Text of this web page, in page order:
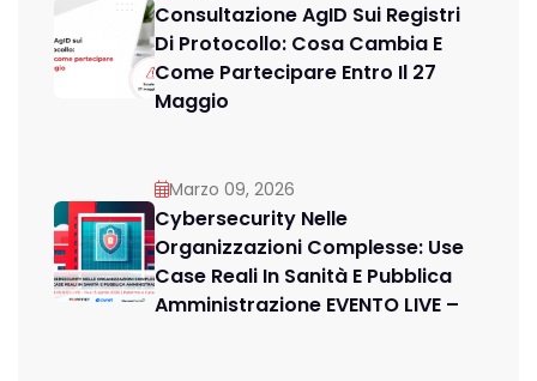
Consultazione AgID Sui Registri
Di Protocollo: Cosa Cambia E
Come Partecipare Entro Il 27
Maggio
Marzo 09, 2026
Cybersecurity Nelle
Organizzazioni Complesse: Use
Case Reali In Sanità E Pubblica
Amministrazione EVENTO LIVE –